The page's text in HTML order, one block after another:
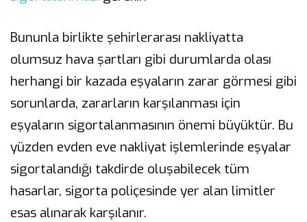
Bununla birlikte şehirlerarası nakliyatta
olumsuz hava şartları gibi durumlarda olası
herhangi bir kazada eşyaların zarar görmesi gibi
sorunlarda, zararların karşılanması için
eşyaların sigortalanmasının önemi büyüktür. Bu
yüzden evden eve nakliyat işlemlerinde eşyalar
sigortalandığı takdirde oluşabilecek tüm
hasarlar, sigorta poliçesinde yer alan limitler
esas alınarak karşılanır.